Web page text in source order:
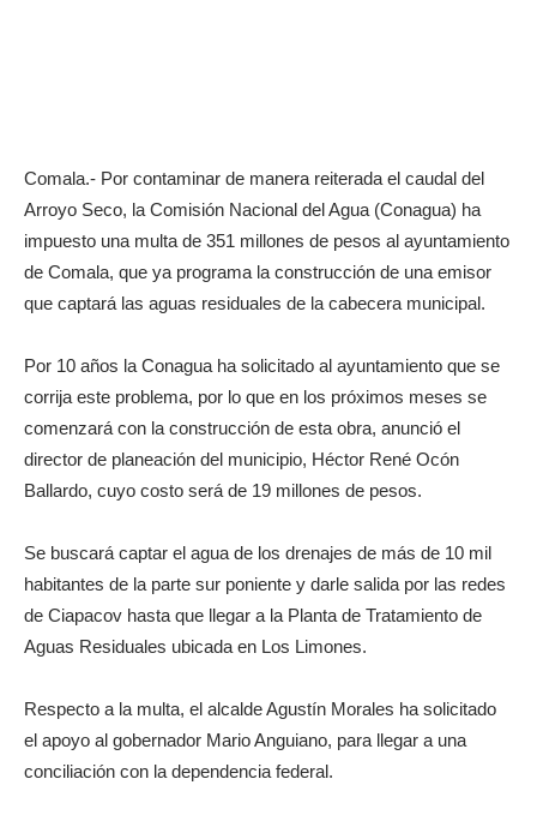
Comala.- Por contaminar de manera reiterada el caudal del
Arroyo Seco, la Comisión Nacional del Agua (Conagua) ha
impuesto una multa de 351 millones de pesos al ayuntamiento
de Comala, que ya programa la construcción de una emisor
que captará las aguas residuales de la cabecera municipal.
Por 10 años la Conagua ha solicitado al ayuntamiento que se
corrija este problema, por lo que en los próximos meses se
comenzará con la construcción de esta obra, anunció el
director de planeación del municipio, Héctor René Ocón
Ballardo, cuyo costo será de 19 millones de pesos.
Se buscará captar el agua de los drenajes de más de 10 mil
habitantes de la parte sur poniente y darle salida por las redes
de Ciapacov hasta que llegar a la Planta de Tratamiento de
Aguas Residuales ubicada en Los Limones.
Respecto a la multa, el alcalde Agustín Morales ha solicitado
el apoyo al gobernador Mario Anguiano, para llegar a una
conciliación con la dependencia federal.